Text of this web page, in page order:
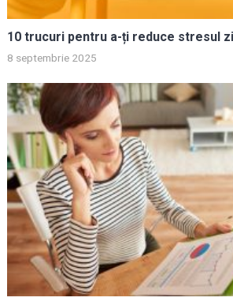
10 trucuri pentru a-ți reduce stresul
8 septembrie 2025